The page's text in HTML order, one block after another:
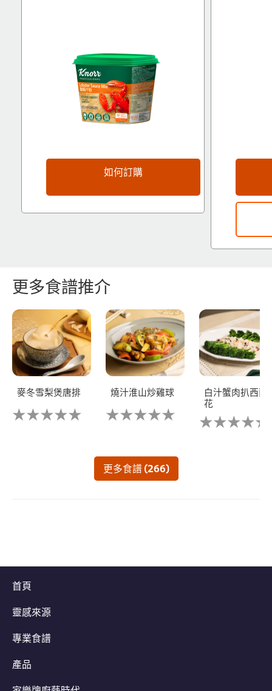
如何訂購
更多食譜推介
麥冬雪梨煲唐排
没
有
燒汁淮山炒雞球
没
有
recipe
提
交
白汁蟹肉扒西蘭
花
没
有
更多食譜 (266)
首頁
靈感來源
專業食譜
產品